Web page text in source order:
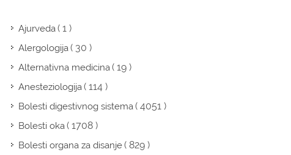
Ajurveda( 1 )
Alergologija( 30 )
Alternativna medicina( 19 )
Anesteziologija( 114 )
Bolesti digestivnog sistema( 4051 )
Bolesti oka( 1708 )
Bolesti organa za disanje( 829 )